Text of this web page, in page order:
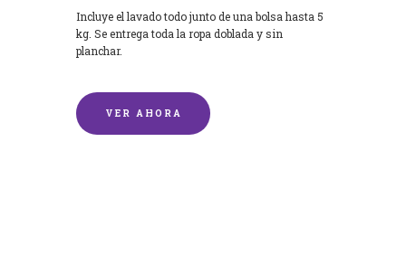
Incluye el lavado todo junto de una bolsa hasta 5
kg. Se entrega toda la ropa doblada y sin
planchar.
VER AHORA